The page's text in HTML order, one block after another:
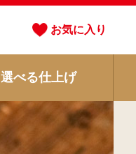
お気に入り
選べる仕上げ